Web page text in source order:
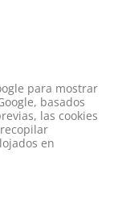
para mostrar
basados
las cookies
recopilar
en